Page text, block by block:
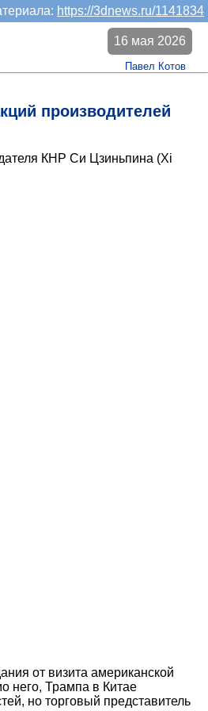
https://3dnews.ru/1141834
производителей
16 мая 2026
Павел Котов
КНР Си Цзиньпина (Xi
от визита американской
него, Трампа в Китае
но торговый представитель